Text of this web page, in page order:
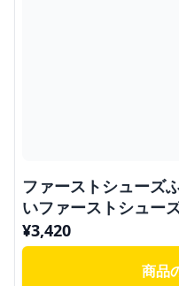
ファーストシューズ
いファーストシュー
¥3,420
商品